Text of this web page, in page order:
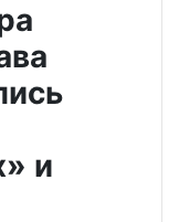
и